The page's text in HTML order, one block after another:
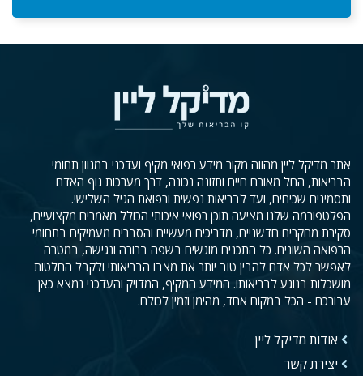
אתר מדיקל ליין מהווה מקור מידע רפואי מקיף ועדכני במגוון תחומי
הבריאות, החל מאורח חיים ותזונה נכונה, דרך מערכות גוף האדם
ותסמינים שכיחים, ועד לבריאות נפשית ורפואת הגיל השלישי.
הפלטפורמה שלנו מציעה תוכן רפואי איכותי הכולל מאמרים מקצועיים,
סקירת מחקרים חדשניים, מדריכים מעשיים והסברים מעמיקים בתחומי
הרפואה השונים. כל התכנים מוגשים בשפה ברורה ונגישה, במטרה
לאפשר לכל אדם להבין טוב יותר את מצבו הבריאותי ולקבל החלטות
מושכלות בנוגע לבריאותו. המידע המקיף, המדויק והעדכני נמצא כאן
עבורכם - הכל במקום אחד, מהימן וזמין לכולם.
אודות מדיקל ליין
יצירת קשר